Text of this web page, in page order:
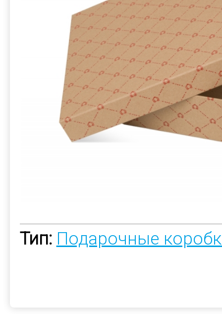
Тип: Подарочные